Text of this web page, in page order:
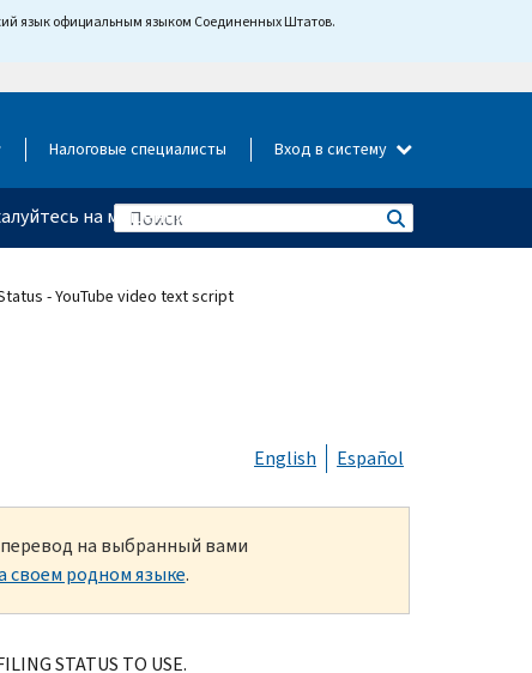
язык официальным языком Соединенных Штатов.
Налоговые специалисты Вход в систему
на мошенничество
- YouTube video text script
English Español
перевод на выбранный вами
своем родном языке.
STATUS TO USE.